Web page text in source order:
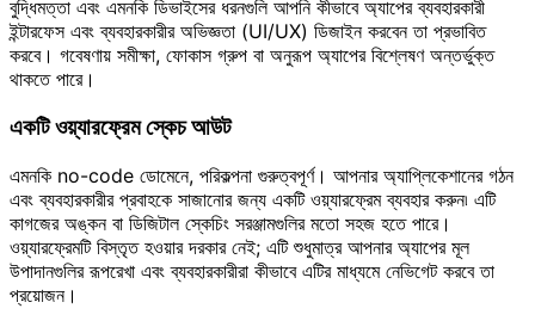
বুদ্ধিমত্তা এবং এমনকি ডিভাইসের ধরনগুলি আপনি কীভাবে অ্যাপের ব্যবহারকারী
ইন্টারফেস এবং ব্যবহারকারীর অভিজ্ঞতা (UI/UX) ডিজাইন করবেন তা প্রভাবিত
করবে। গবেষণায় সমীক্ষা, ফোকাস গ্রুপ বা অনুরূপ অ্যাপের বিশ্লেষণ অন্তর্ভুক্ত
থাকতে পারে।
একটি ওয়্যারফ্রেম স্কেচ আউট
এমনকি no-code ডোমেনে, পরিকল্পনা গুরুত্বপূর্ণ। আপনার অ্যাপ্লিকেশানের গঠন
এবং ব্যবহারকারীর প্রবাহকে সাজানোর জন্য একটি ওয়্যারফ্রেম ব্যবহার করুন৷ এটি
কাগজের অঙ্কন বা ডিজিটাল স্কেচিং সরঞ্জামগুলির মতো সহজ হতে পারে।
ওয়্যারফ্রেমটি বিস্তৃত হওয়ার দরকার নেই; এটি শুধুমাত্র আপনার অ্যাপের মূল
উপাদানগুলির রূপরেখা এবং ব্যবহারকারীরা কীভাবে এটির মাধ্যমে নেভিগেট করবে তা
প্রয়োজন।